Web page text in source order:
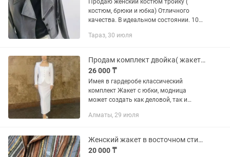
Продаю женский костюм тройку (
костюм, брюки и юбка) Отличного
качества. В идеальном состоянии. 10
офисной одежды, на выход и на
Тараз, 30 июля
Продам комплект двойка( жакет с юбкой) новая
26 000 ₸
Имея в гардеробе классический
комплект Жакет с юбки, модница
может создать как деловой, так и
юбки прекрасно вписывается даже в
Алматы, 29 июля
Женский жакет в восточном стиле
20 000 ₸